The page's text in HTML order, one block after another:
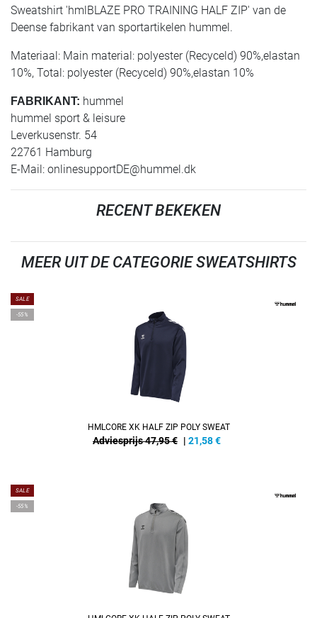
Sweatshirt 'hmlBLAZE PRO TRAINING HALF ZIP' van de
Deense fabrikant van sportartikelen hummel.
Materiaal: Main material: polyester (Recyceld) 90%,elastan
10%, Total: polyester (Recyceld) 90%,elastan 10%
FABRIKANT: hummel
hummel sport & leisure
Leverkusenstr. 54
22761 Hamburg
E-Mail: onlinesupportDE@hummel.dk
RECENT BEKEKEN
MEER UIT DE CATEGORIE SWEATSHIRTS
SALE
-55%
HMLCORE XK HALF ZIP POLY SWEAT
Adviesprijs 47,95 € | 21,58€
SALE
-55%